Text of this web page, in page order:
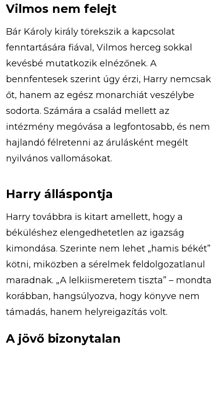
Vilmos nem felejt
Bár Károly király törekszik a kapcsolat
fenntartására fiával, Vilmos herceg sokkal
kevésbé mutatkozik elnézőnek. A
bennfentesek szerint úgy érzi, Harry nemcsak
őt, hanem az egész monarchiát veszélybe
sodorta. Számára a család mellett az
intézmény megóvása a legfontosabb, és nem
hajlandó félretenni az árulásként megélt
nyilvános vallomásokat.
Harry álláspontja
Harry továbbra is kitart amellett, hogy a
béküléshez elengedhetetlen az igazság
kimondása. Szerinte nem lehet „hamis békét”
kötni, miközben a sérelmek feldolgozatlanul
maradnak. „A lelkiismeretem tiszta” – mondta
korábban, hangsúlyozva, hogy könyve nem
támadás, hanem helyreigazítás volt.
A jövő bizonytalan